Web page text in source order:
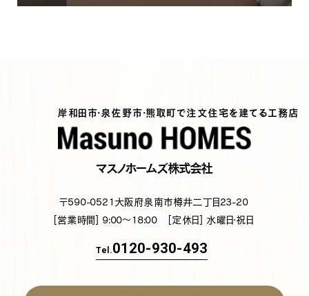
岸和田市・泉佐野市・熊取町で注文住宅を建てる工務店
マスノホームズ株式会社
〒590-0521 大阪府泉南市樽井二丁目23-20
[営業時間] 9:00～18:00 [定休日] 水曜日・祝日
Tel.0120-930-493